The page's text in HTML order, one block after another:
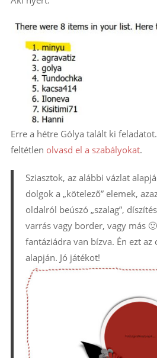
Erre a hétre Gólya talált ki
feltétlen olvasd el a szabályokat.
Sziasztok, az alábbi vázlat
dolgok a „kötelező” elemek,
oldalról beúszó „szalag”,
varrás vagy border, vagy más
fantáziádra van bízva. Én ezt
alapján. Jó játékot!